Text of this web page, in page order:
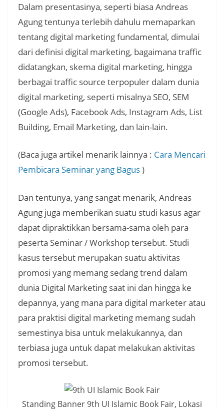
Dalam presentasinya, seperti biasa Andreas
Agung tentunya terlebih dahulu memaparkan
tentang digital marketing fundamental, dimulai
dari definisi digital marketing, bagaimana traffic
didatangkan, skema digital marketing, hingga
berbagai traffic source terpopuler dalam dunia
digital marketing, seperti misalnya SEO, SEM
(Google Ads), Facebook Ads, Instagram Ads, List
Building, Email Marketing, dan lain-lain.
(Baca juga artikel menarik lainnya : Cara Mencari
Pembicara Seminar yang Bagus)
Dan tentunya, yang sangat menarik, Andreas
Agung juga memberikan suatu studi kasus agar
dapat dipraktikkan bersama-sama oleh para
peserta Seminar / Workshop tersebut. Studi
kasus tersebut merupakan suatu aktivitas
promosi yang memang sedang trend dalam
dunia Digital Marketing saat ini dan hingga ke
depannya, yang mana para digital marketer atau
para praktisi digital marketing memang sudah
semestinya bisa untuk melakukannya, dan
terbiasa juga untuk dapat melakukan aktivitas
promosi tersebut.
Standing Banner 9th UI Islamic Book Fair, Lokasi